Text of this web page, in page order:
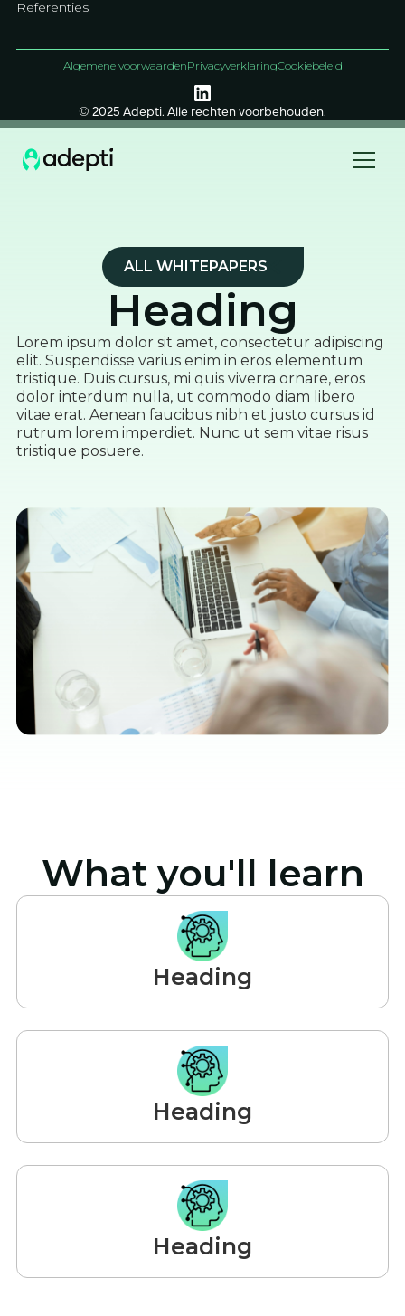
Referenties
© 2025 Adepti. Alle rechten voorbehouden.
Algemene voorwaardenPrivacyverklaringCookiebeleid
ALL WHITEPAPERS
Heading
Lorem ipsum dolor sit amet, consectetur adipiscing
elit. Suspendisse varius enim in eros elementum
tristique. Duis cursus, mi quis viverra ornare, eros
dolor interdum nulla, ut commodo diam libero
vitae erat. Aenean faucibus nibh et justo cursus id
rutrum lorem imperdiet. Nunc ut sem vitae risus
tristique posuere.
What you'll learn
Heading
Heading
Heading